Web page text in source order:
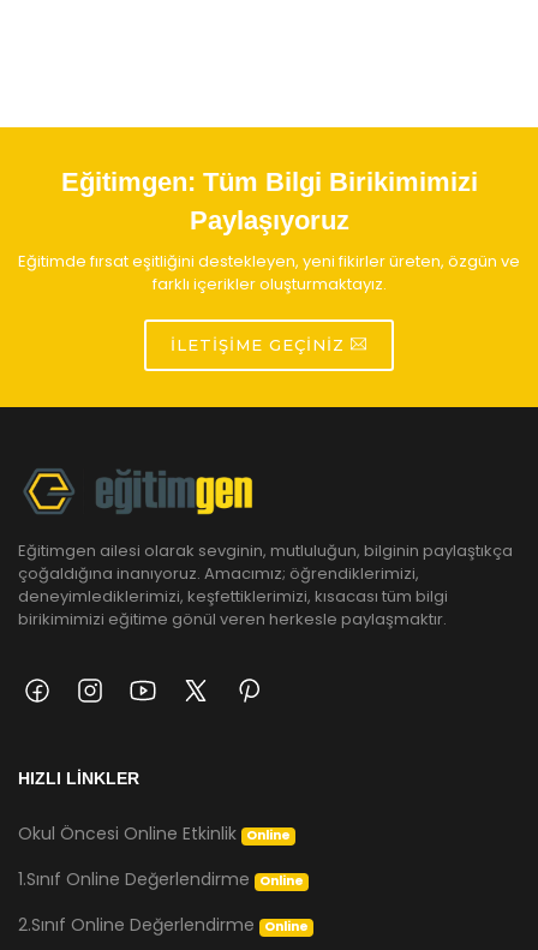
Eğitimgen: Tüm Bilgi Birikimimizi
Paylaşıyoruz
Eğitimde fırsat eşitliğini destekleyen, yeni fikirler üreten, özgün ve
farklı içerikler oluşturmaktayız.
İLETIŞIME GEÇINIZ
Eğitimgen ailesi olarak sevginin, mutluluğun, bilginin paylaştıkça
çoğaldığına inanıyoruz. Amacımız; öğrendiklerimizi,
deneyimlediklerimizi, keşfettiklerimizi, kısacası tüm bilgi
birikimimizi eğitime gönül veren herkesle paylaşmaktır.
HIZLI LİNKLER
Okul Öncesi Online Etkinlik Online
1.Sınıf Online Değerlendirme Online
2.Sınıf Online Değerlendirme Online